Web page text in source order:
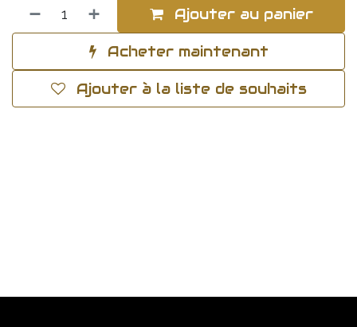
Ajouter au panier
Acheter maintenant
Ajouter à la liste de souhaits